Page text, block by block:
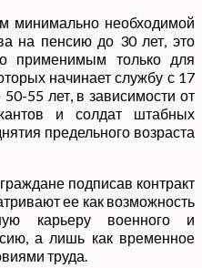
минимально необходимой
на пенсию до 30 лет, это
применимым только для
начинает службу с 17
55 лет, в зависимости от
и солдат штабных
предельного возраста
подписав контракт
ее как возможность
карьеру военного и
а лишь как временное
труда.